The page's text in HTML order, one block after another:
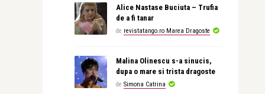
Alice Nastase Buciuta – Trufia
de a fi tanar
de revistatango.ro Marea Dragoste
Malina Olinescu s-a sinucis,
dupa o mare si trista dragoste
de Simona Catrina